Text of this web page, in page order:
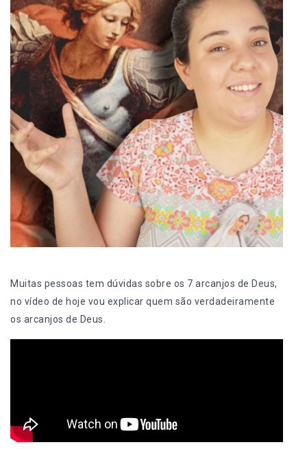
Muitas pessoas tem dúvidas sobre os 7 arcanjos de Deus,
no vídeo de hoje vou explicar quem são verdadeiramente
os arcanjos de Deus.